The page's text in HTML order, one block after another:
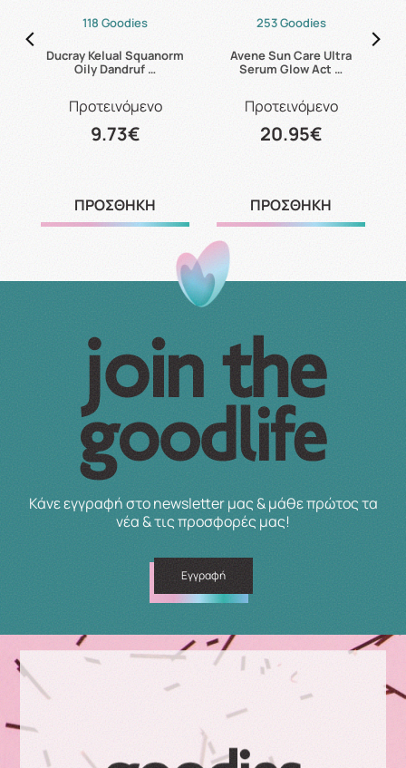
118 Goodies
Ducray Kelual Squanorm
Oily Dandruf …
Προτεινόμενο
9.73€
ΠΡΟΣΘΗΚΗ
253 Goodies
Avene Sun Care Ultra
Serum Glow Act …
Προτεινόμενο
20.95€
ΠΡΟΣΘΗΚΗ
Κάνε εγγραφή στο newsletter μας & μάθε πρώτος τα
νέα & τις προσφορές μας!
Εγγραφή